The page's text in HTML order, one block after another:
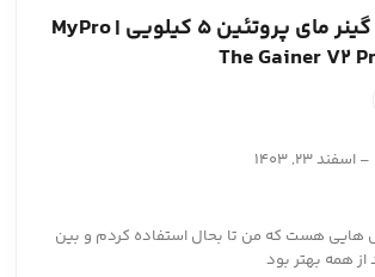
گینر مای پروتئین ۵ کیلویی | MyPro
The Gainer V2
– اسفند 23, 1403
هایی هست که من تا بحال استفاده کردم و بین
از همه بهتر بود